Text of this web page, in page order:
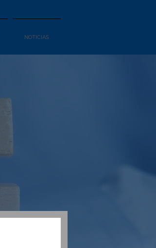
NOTICIAS